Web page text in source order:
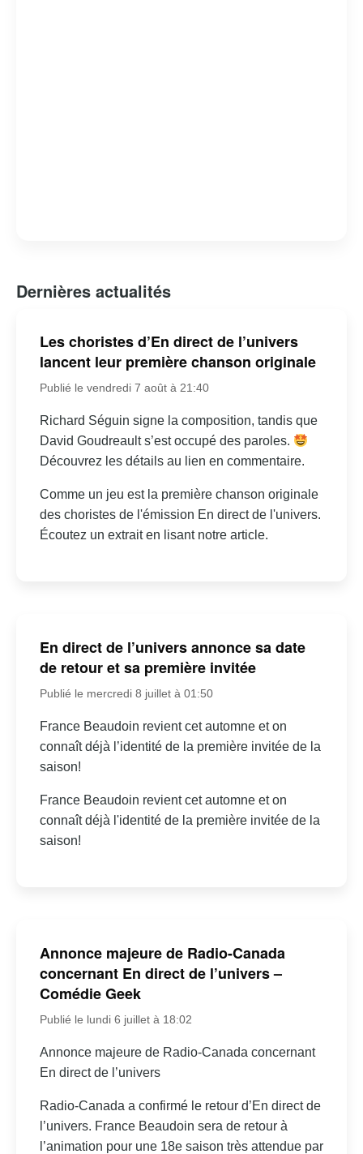
Dernières actualités
Les choristes d’En direct de l’univers
lancent leur première chanson originale
Publié le vendredi 7 août à 21:40
Richard Séguin signe la composition, tandis que
David Goudreault s’est occupé des paroles.
Découvrez les détails au lien en commentaire.
Comme un jeu est la première chanson originale
des choristes de l'émission En direct de l'univers.
Écoutez un extrait en lisant notre article.
En direct de l’univers annonce sa date
de retour et sa première invitée
Publié le mercredi 8 juillet à 01:50
France Beaudoin revient cet automne et on
connaît déjà l’identité de la première invitée de la
saison!
France Beaudoin revient cet automne et on
connaît déjà l'identité de la première invitée de la
saison!
Annonce majeure de Radio-Canada
concernant En direct de l’univers –
Comédie Geek
Publié le lundi 6 juillet à 18:02
Annonce majeure de Radio-Canada concernant
En direct de l’univers
Radio-Canada a confirmé le retour d’En direct de
l’univers. France Beaudoin sera de retour à
l’animation pour une 18e saison très attendue par